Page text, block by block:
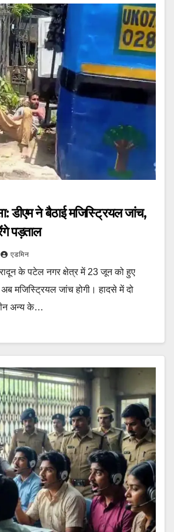
डीएम ने बैठाई मजिस्ट्रियल जांच,
पड़ताल
एडमिन
के पटेल नगर क्षेत्र में 23 जून को हुए
मजिस्ट्रियल जांच होगी। हादसे में दो
अन्य के…